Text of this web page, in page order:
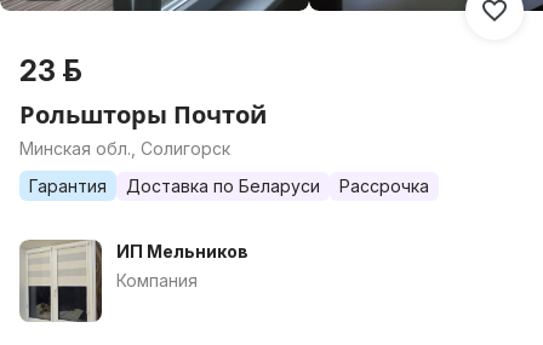
23 р.
Рольшторы Почтой
Минская обл., Солигорск
Гарантия
Доставка по Беларуси Рассрочка
ИП Мельников
Компания